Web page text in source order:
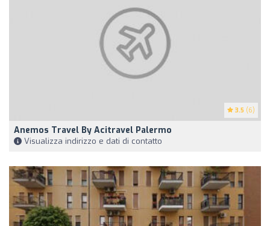
3.5 (6)
Anemos Travel By Acitravel Palermo
Visualizza indirizzo e dati di contatto